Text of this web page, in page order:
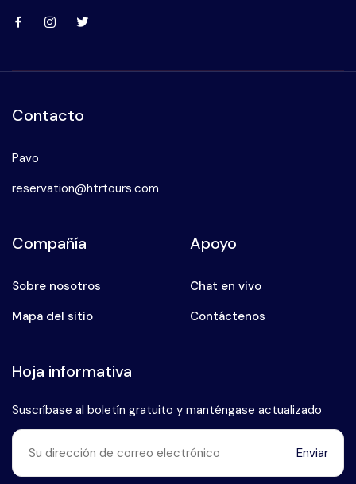
Contacto
Pavo
reservation@htrtours.com
Compañía
Sobre nosotros
Mapa del sitio
Apoyo
Chat en vivo
Contáctenos
Hoja informativa
Suscríbase al boletín gratuito y manténgase actualizado
Enviar